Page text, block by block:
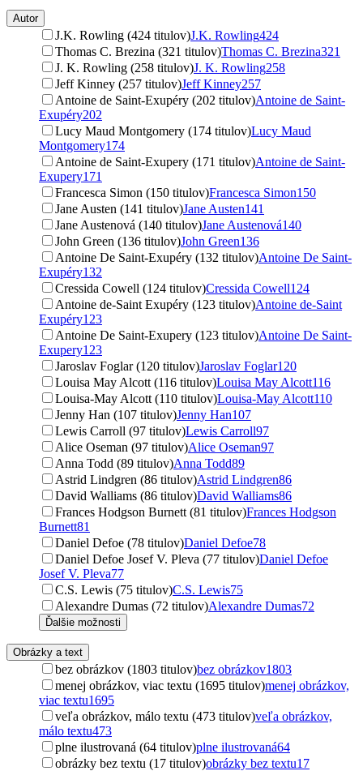
Autor
J.K. Rowling (424 titulov)J.K. Rowling424
Thomas C. Brezina (321 titulov)Thomas C. Brezina321
J. K. Rowling (258 titulov)J. K. Rowling258
Jeff Kinney (257 titulov)Jeff Kinney257
Antoine de Saint-Exupéry (202 titulov)Antoine de Saint-
Exupéry202
Lucy Maud Montgomery (174 titulov)Lucy Maud
Montgomery174
Antoine de Saint-Exupery (171 titulov)Antoine de Saint-
Exupery171
Francesca Simon (150 titulov)Francesca Simon150
Jane Austen (141 titulov)Jane Austen141
Jane Austenová (140 titulov)Jane Austenová140
John Green (136 titulov)John Green136
Antoine De Saint-Exupéry (132 titulov)Antoine De Saint-
Exupéry132
Cressida Cowell (124 titulov)Cressida Cowell124
Antoine de-Saint Exupéry (123 titulov)Antoine de-Saint
Exupéry123
Antoine De Saint-Exupery (123 titulov)Antoine De Saint-
Exupery123
Jaroslav Foglar (120 titulov)Jaroslav Foglar120
Louisa May Alcott (116 titulov)Louisa May Alcott116
Louisa-May Alcott (110 titulov)Louisa-May Alcott110
Jenny Han (107 titulov)Jenny Han107
Lewis Carroll (97 titulov)Lewis Carroll97
Alice Oseman (97 titulov)Alice Oseman97
Anna Todd (89 titulov)Anna Todd89
Astrid Lindgren (86 titulov)Astrid Lindgren86
David Walliams (86 titulov)David Walliams86
Frances Hodgson Burnett (81 titulov)Frances Hodgson
Burnett81
Daniel Defoe (78 titulov)Daniel Defoe78
Daniel Defoe Josef V. Pleva (77 titulov)Daniel Defoe
Josef V. Pleva77
C.S. Lewis (75 titulov)C.S. Lewis75
Alexandre Dumas (72 titulov)Alexandre Dumas72
Ďalšie možnosti
Obrázky a text
bez obrázkov (1803 titulov)bez obrázkov1803
menej obrázkov, viac textu (1695 titulov)menej obrázkov,
viac textu1695
veľa obrázkov, málo textu (473 titulov)veľa obrázkov,
málo textu473
plne ilustrovaná (64 titulov)plne ilustrovaná64
obrázky bez textu (17 titulov)obrázky bez textu17